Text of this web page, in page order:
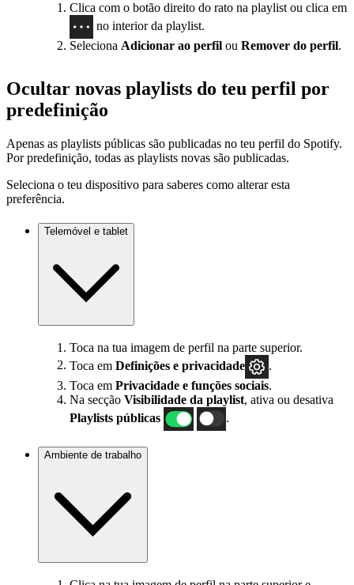
Clica com o botão direito do rato na playlist ou clica em
no interior da playlist.
Seleciona Adicionar ao perfil ou Remover do perfil.
Ocultar novas playlists do teu perfil por
predefinição
Apenas as playlists públicas são publicadas no teu perfil do Spotify.
Por predefinição, todas as playlists novas são publicadas.
Seleciona o teu dispositivo para saberes como alterar esta
preferência.
Telemóvel e tablet
Toca na tua imagem de perfil na parte superior.
Toca em Definições e privacidade
Toca em Privacidade e funções sociais.
Na secção Visibilidade da playlist, ativa ou desativa
Playlists públicas
Ambiente de trabalho